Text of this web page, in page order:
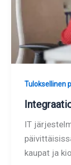
Tuloksellinen
IT
kaupat ja